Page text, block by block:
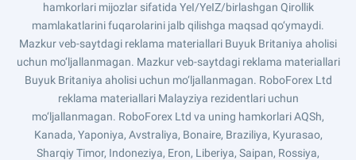
hamkorlari mijozlar sifatida YeI/YeIZ/birlashgan Qirollik
mamlakatlarini fuqarolarini jalb qilishga maqsad qo‘ymaydi.
Mazkur veb-saytdagi reklama materiallari Buyuk Britaniya aholisi
uchun mo‘ljallanmagan. Mazkur veb-saytdagi reklama materiallari
Buyuk Britaniya aholisi uchun mo‘ljallanmagan. RoboForex Ltd
reklama materiallari Malayziya rezidentlari uchun
mo‘ljallanmagan. RoboForex Ltd va uning hamkorlari AQSh,
Kanada, Yaponiya, Avstraliya, Bonaire, Braziliya, Kyurasao,
Sharqiy Timor, Indoneziya, Eron, Liberiya, Saipan, Rossiya,